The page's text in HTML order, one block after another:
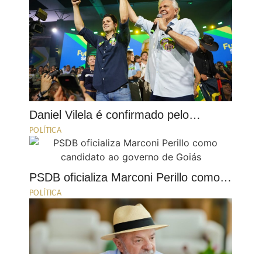
Daniel Vilela é confirmado pelo…
POLÍTICA
PSDB oficializa Marconi Perillo como…
POLÍTICA